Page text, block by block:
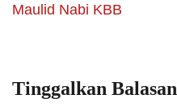
Maulid Nabi KBB
Tinggalkan Balasan